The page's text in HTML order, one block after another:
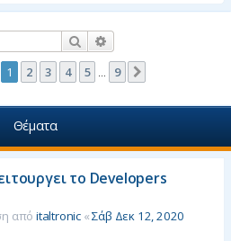
Αναζήτηση
Σελίδα από9
1 2 3 4 5 9
Θέματα
το Developers
απόitaltronic «Σάβ Δεκ 12, 2020